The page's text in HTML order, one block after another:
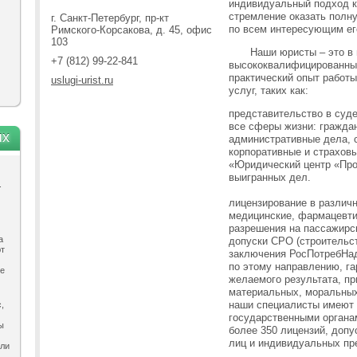
г. Санкт-Петербург, пр-кт
Римского-Корсакова, д. 45, офис
103
+7 (812) 99-22-841
uslugi-urist.ru
индивидуальный подход
стремление оказать
по всем интересующим
Наши юристы – это в
практический опыт
услуг, таких как:
представительство в
все сферы жизни:
административные
корпоративные и
«Юридический центр
выигранных дел.
лицензирование в
медицинские,
разрешения на
допуски СРО
заключения
по этому направлению,
желаемого результата,
материальных,
наши специалисты
государственными
более 350 лицензий,
лиц и индивидуальных